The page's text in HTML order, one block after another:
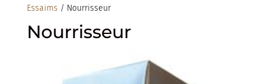
Essaims / Nourrisseur
Nourrisseur